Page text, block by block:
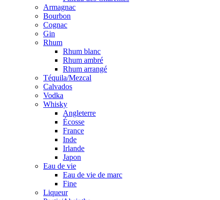
Armagnac
Bourbon
Cognac
Gin
Rhum
Rhum blanc
Rhum ambré
Rhum arrangé
Téquila/Mezcal
Calvados
Vodka
Whisky
Angleterre
Écosse
France
Inde
Irlande
Japon
Eau de vie
Eau de vie de marc
Fine
Liqueur